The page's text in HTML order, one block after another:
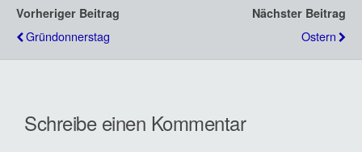
Vorheriger Beitrag
Gründonnerstag
Nächster Beitrag
Ostern
Schreibe einen Kommentar